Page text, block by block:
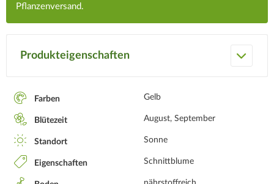
Pflanzenversand.
Produkteigenschaften
Farben Gelb
Blütezeit August, September
Standort Sonne
Eigenschaften Schnittblume